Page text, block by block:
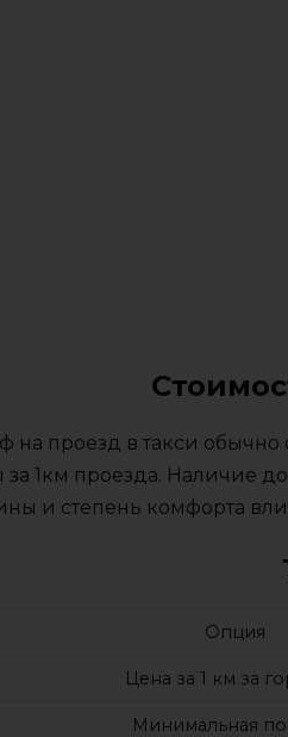
на проезд в такси
за 1км проезда. Наличие
и степень комфорта
Опция
Цена за 1 км за
Минимальная